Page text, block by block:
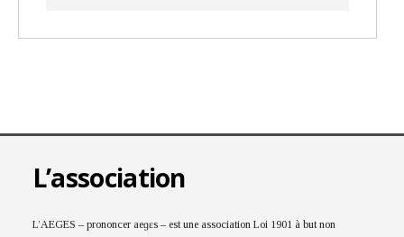
L’association
L’AEGES – prononcer aeɡɛs – est une association Loi 1901 à but non